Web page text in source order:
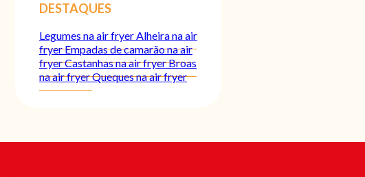
DESTAQUES
Legumes na air fryerAlheira na air
fryerEmpadas de camarão na air
fryerCastanhas na air fryerBroas
na air fryerQueques na air fryer